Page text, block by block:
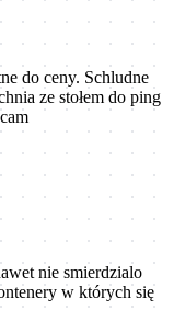
do ceny. Schludne
ze stołem do ping
nie smierdzialo
w których się